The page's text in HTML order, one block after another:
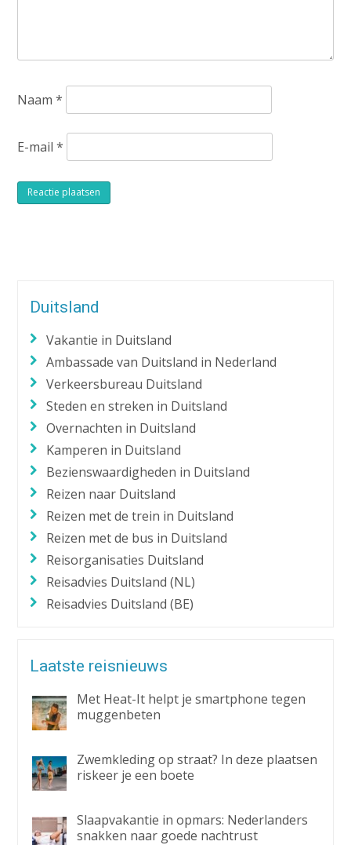
Naam*
E-mail*
Duitsland
Vakantie in Duitsland
Ambassade van Duitsland in Nederland
Verkeersbureau Duitsland
Steden en streken in Duitsland
Overnachten in Duitsland
Kamperen in Duitsland
Bezienswaardigheden in Duitsland
Reizen naar Duitsland
Reizen met de trein in Duitsland
Reizen met de bus in Duitsland
Reisorganisaties Duitsland
Reisadvies Duitsland (NL)
Reisadvies Duitsland (BE)
Laatste reisnieuws
Met Heat-It helpt je smartphone tegen
muggenbeten
Zwemkleding op straat? In deze plaatsen
riskeer je een boete
Slaapvakantie in opmars: Nederlanders
snakken naar goede nachtrust